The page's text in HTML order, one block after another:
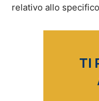
relativo allo
TI